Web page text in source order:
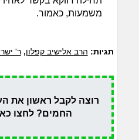
משמעות, כאמור.
תגיות: הרב אלישיב קפלון,ר'
רוצה לקבל ראשון את
החמים? לחצו